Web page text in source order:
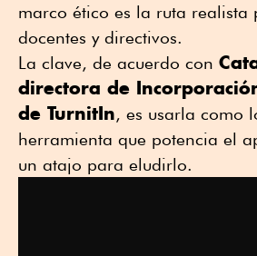
marco ético es la ruta realista
docentes y directivos.
La clave, de acuerdo con
directora de
de TurnitIn, es usarla como
herramienta que potencia el
un atajo para eludirlo.